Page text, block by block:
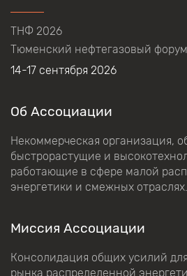
ТНФ 2026
Тюменский нефтегазовый форум
14-17 сентября 2026
Об Ассоциации
Некоммерческая организация,
быстрорастущие и
работающие в сфере малой
энергетики и смежных отраслях.
Миссия Ассоциации
Консолидация общих усилий
рынка распределенной